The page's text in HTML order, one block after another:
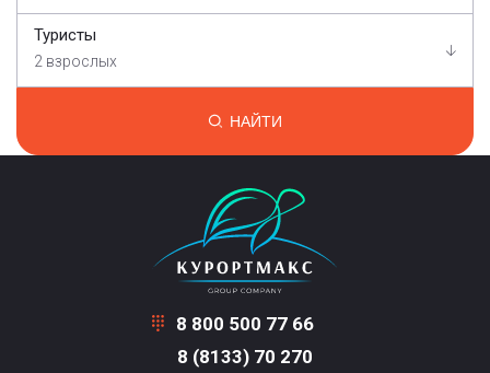
Туристы
2 взрослых
НАЙТИ
8 800 500 77 66
8 (8133) 70 270